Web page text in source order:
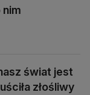
świat jest
złośliwy